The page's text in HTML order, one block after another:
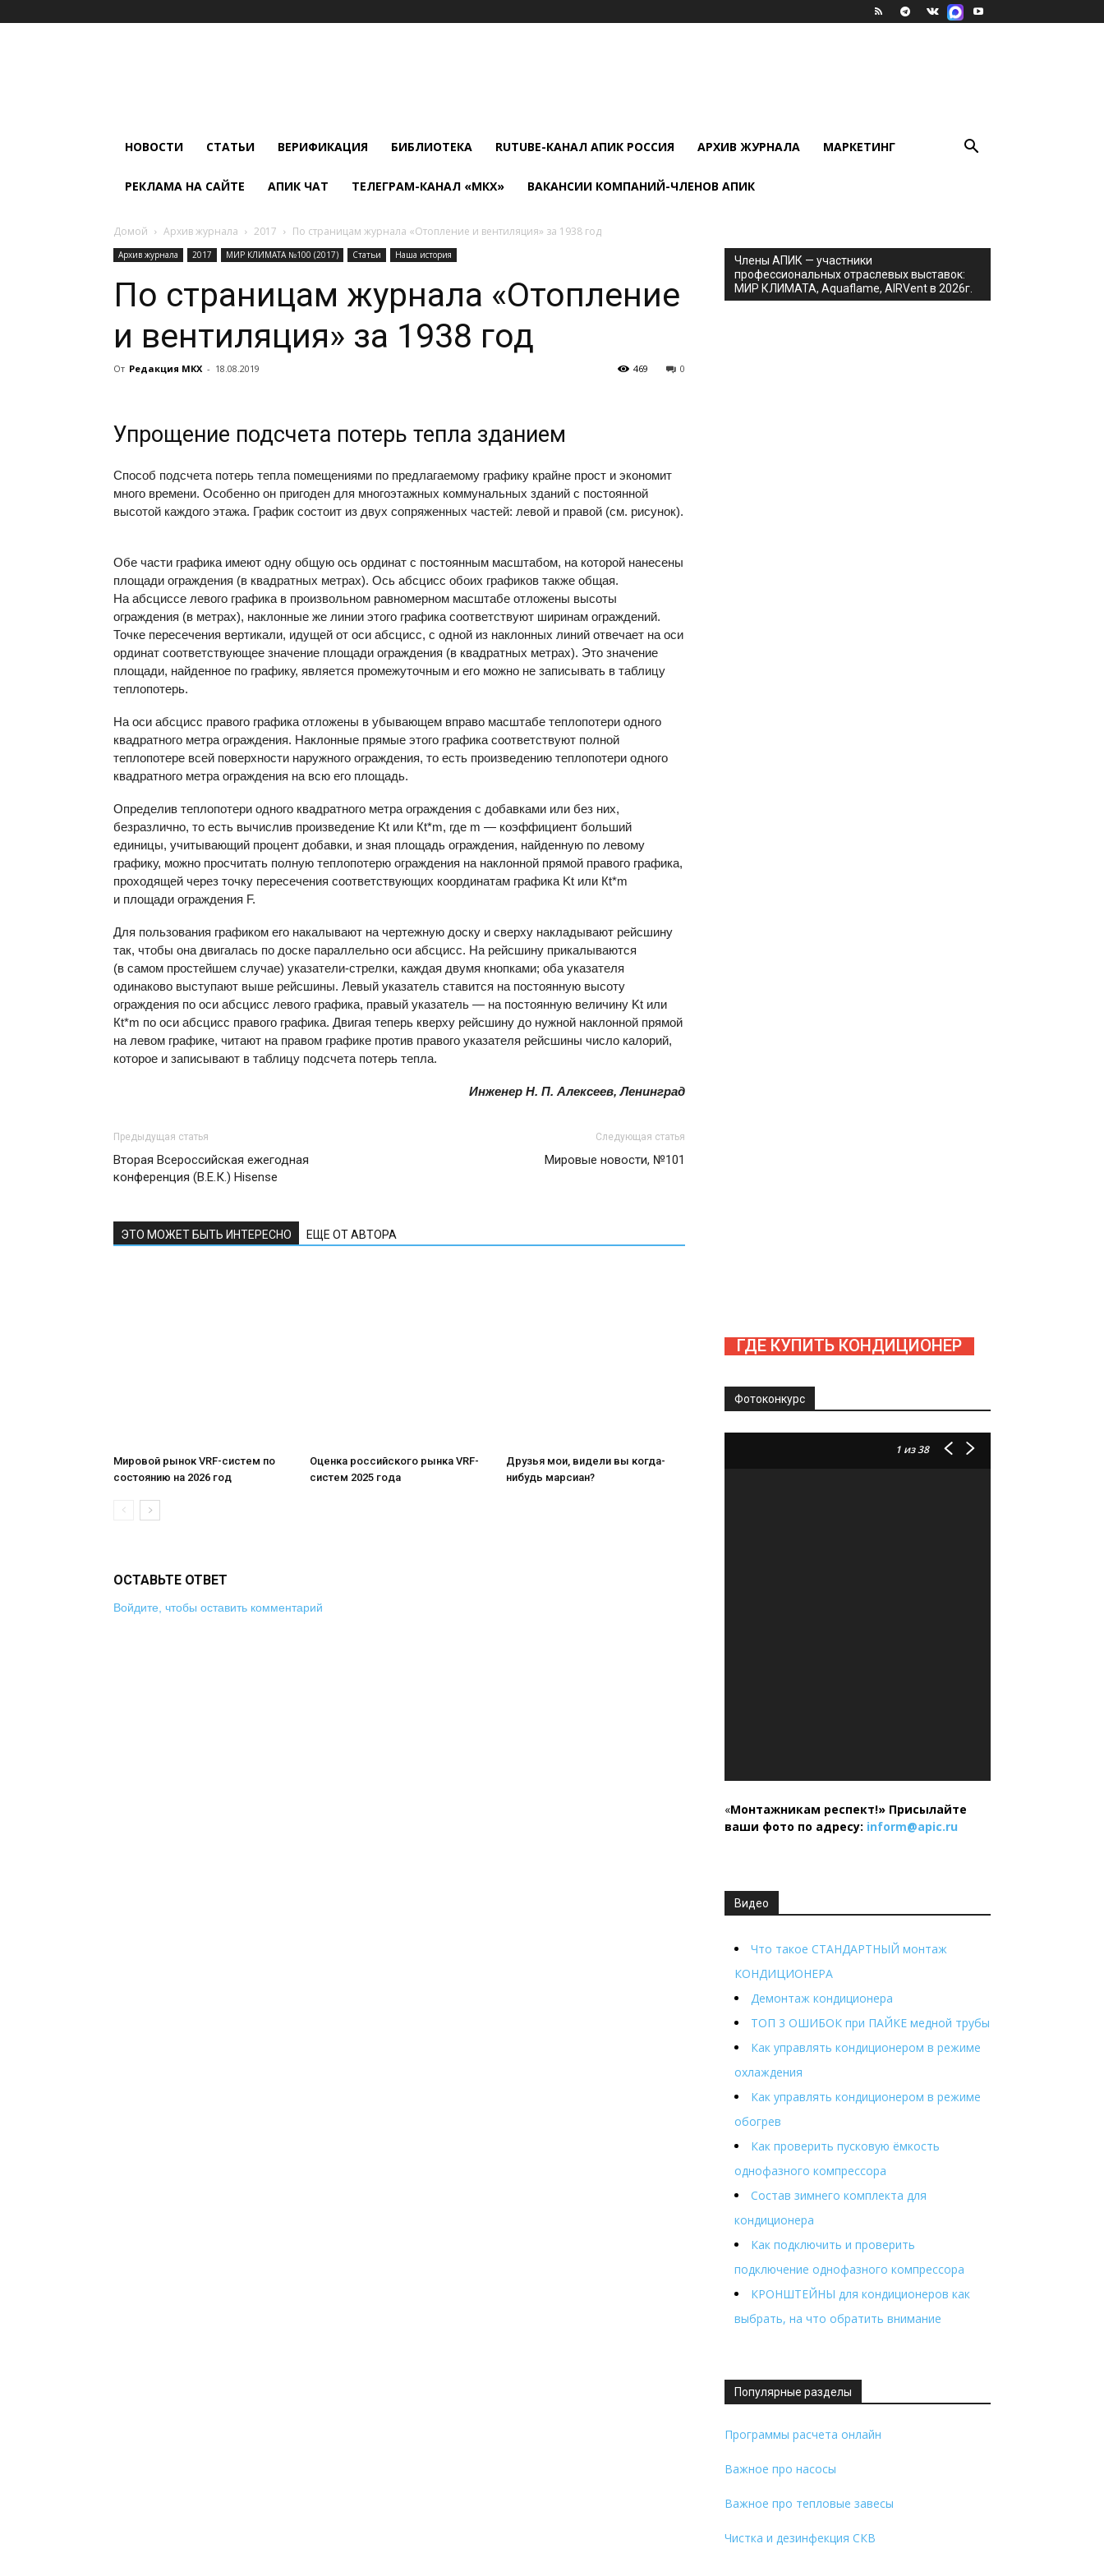
НОВОСТИ СТАТЬИ ВЕРИФИКАЦИЯ БИБЛИОТЕКА RUTUBE-КАНАЛ АПИК РОССИЯ АРХИВ ЖУРНАЛА МАРКЕТИНГ
РЕКЛАМА НА САЙТЕ АПИК ЧАТ ТЕЛЕГРАМ-КАНАЛ «МКХ» ВАКАНСИИ КОМПАНИЙ-ЧЛЕНОВ АПИК
Домой Архив журнала 2017 По страницам журнала «Отопление и вентиляция» за 1938 год
Архив журнала 2017 МИР КЛИМАТА №100 (2017) Статьи Наша история
По страницам журнала «Отопление
и вентиляция» за 1938 год
От Редакция МКХ - 18.08.2019 0
469
Упрощение подсчета потерь тепла зданием
Способ подсчета потерь тепла помещениями по предлагаемому графику крайне прост и экономит
много времени. Особенно он пригоден для многоэтажных коммунальных зданий с постоянной
высотой каждого этажа. График состоит из двух сопряженных частей: левой и правой (см. рисунок).
Обе части графика имеют одну общую ось ординат с постоянным масштабом, на которой нанесены
площади ограждения (в квадратных метрах). Ось абсцисс обоих графиков также общая.
На абсциссе левого графика в произвольном равномерном масштабе отложены высоты
ограждения (в метрах), наклонные же линии этого графика соответствуют ширинам ограждений.
Точке пересечения вертикали, идущей от оси абсцисс, с одной из наклонных линий отвечает на оси
ординат соответствующее значение площади ограждения (в квадратных метрах). Это значение
площади, найденное по графику, является промежуточным и его можно не записывать в таблицу
теплопотерь.
На оси абсцисс правого графика отложены в убывающем вправо масштабе теплопотери одного
квадратного метра ограждения. Наклонные прямые этого графика соответствуют полной
теплопотере всей поверхности наружного ограждения, то есть произведению теплопотери одного
квадратного метра ограждения на всю его площадь.
Определив теплопотери одного квадратного метра ограждения с добавками или без них,
безразлично, то есть вычислив произведение Kt или Кt*m, где m — коэффициент больший
единицы, учитывающий процент добавки, и зная площадь ограждения, найденную по левому
графику, можно просчитать полную теплопотерю ограждения на наклонной прямой правого графика,
проходящей через точку пересечения соответствующих координатам графика Kt или Кt*m
и площади ограждения F.
Для пользования графиком его накалывают на чертежную доску и сверху накладывают рейсшину
так, чтобы она двигалась по доске параллельно оси абсцисс. На рейсшину прикалываются
(в самом простейшем случае) указатели-стрелки, каждая двумя кнопками; оба указателя
одинаково выступают выше рейсшины. Левый указатель ставится на постоянную высоту
ограждения по оси абсцисс левого графика, правый указатель — на постоянную величину Kt или
Кt*m по оси абсцисс правого графика. Двигая теперь кверху рейсшину до нужной наклонной прямой
на левом графике, читают на правом графике против правого указателя рейсшины число калорий,
которое и записывают в таблицу подсчета потерь тепла.
Инженер Н. П. Алексеев, Ленинград
Предыдущая статья
Вторая Всероссийская ежегодная
конференция (В.Е.К.) Hisense
Следующая статья
Мировые новости, №101
ЭТО МОЖЕТ БЫТЬ ИНТЕРЕСНО ЕЩЕ ОТ АВТОРА
Мировой рынок VRF-систем по
состоянию на 2026 год
Оценка российского рынка VRF-
систем 2025 года
Друзья мои, видели вы когда-
нибудь марсиан?
ОСТАВЬТЕ ОТВЕТ
Войдите, чтобы оставить комментарий
Члены АПИК — участники
профессиональных отраслевых выставок:
МИР КЛИМАТА, Aquaflame, AIRVent в 2026г.
ГДЕ КУПИТЬ КОНДИЦИОНЕР
Фотоконкурс
1 из 38
«Монтажникам респект!» Присылайте
ваши фото по адресу: inform@apic.ru
Видео
Что такое СТАНДАРТНЫЙ монтаж
КОНДИЦИОНЕРА
Демонтаж кондиционера
ТОП 3 ОШИБОК при ПАЙКЕ медной трубы
Как управлять кондиционером в режиме
охлаждения
Как управлять кондиционером в режиме
обогрев
Как проверить пусковую ёмкость
однофазного компрессора
Состав зимнего комплекта для
кондиционера
Как подключить и проверить
подключение однофазного компрессора
КРОНШТЕЙНЫ для кондиционеров как
выбрать, на что обратить внимание
Популярные разделы
Программы расчета онлайн
Важное про насосы
Важное про тепловые завесы
Чистка и дезинфекция СКВ